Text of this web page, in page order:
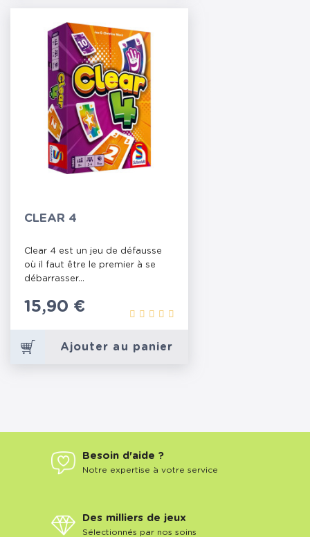
CLEAR 4
Clear 4 est un jeu de défausse
où il faut être le premier à se
débarrasser...
Prix
15,90 €
Ajouter au panier
Besoin d'aide ?
Notre expertise à votre service
Des milliers de jeux
Sélectionnés par nos soins